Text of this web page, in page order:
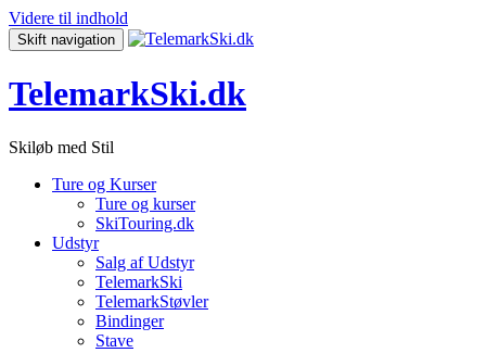
Videre til indhold
Skift navigation
TelemarkSki.dk
Skiløb med Stil
Ture og Kurser
Ture og kurser
SkiTouring.dk
Udstyr
Salg af Udstyr
TelemarkSki
TelemarkStøvler
Bindinger
Stave